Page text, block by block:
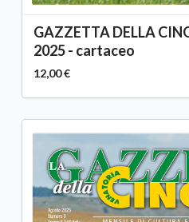
GAZZETTA DELLA
2025 - cartaceo
12,00 €